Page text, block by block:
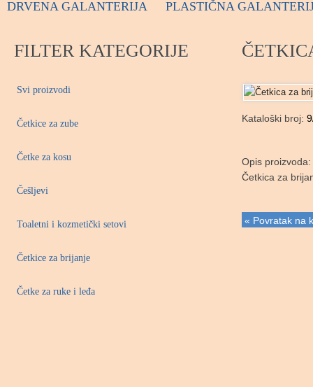
DRVENA GALANTERIJA PLASTIČNA
FILTER KATEGORIJE
Svi proizvodi
Četkice za zube
Četke za kosu
Češljevi
Toaletni i kozmetički setovi
Četkice za brijanje
Četke za ruke i leđa
Kataloški broj:
Opis proizvoda:
Četkica za
« Povratak na